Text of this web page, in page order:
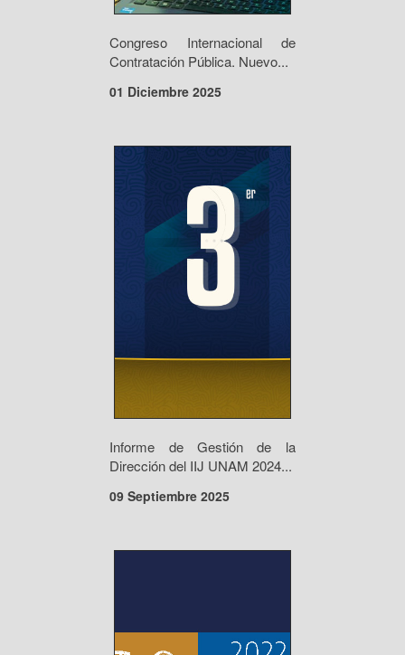
Congreso Internacional de
Contratación Pública. Nuevo...
01 Diciembre 2025
Informe de Gestión de la
Dirección del IIJ UNAM 2024...
09 Septiembre 2025